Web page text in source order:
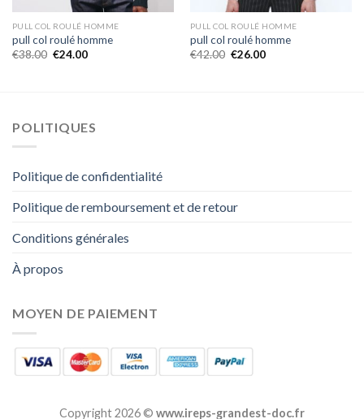
PULL COL ROULÉ HOMME
pull col roulé homme
€38.00 €24.00
PULL COL ROULÉ HOMME
pull col roulé homme
€42.00 €26.00
POLITIQUES
Politique de confidentialité
Politique de remboursement et de retour
Conditions générales
À propos
MOYEN DE PAIEMENT
Copyright 2026 © www.ireps-grandest-doc.fr